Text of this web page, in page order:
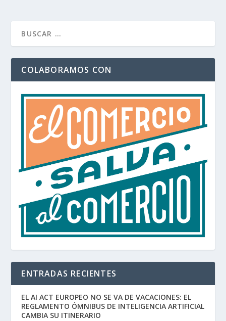
COLABORAMOS CON
ENTRADAS RECIENTES
EL AI ACT EUROPEO NO SE VA DE VACACIONES: EL
REGLAMENTO ÓMNIBUS DE INTELIGENCIA ARTIFICIAL
CAMBIA SU ITINERARIO